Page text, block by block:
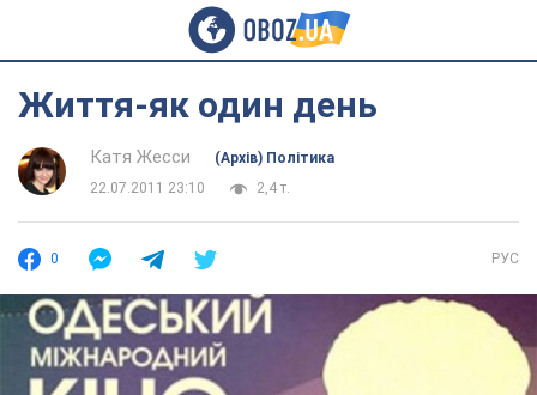
Життя-як один день
Катя Жесси
(Архів) Політика
22.07.2011 23:10
2,4 т.
0 РУС